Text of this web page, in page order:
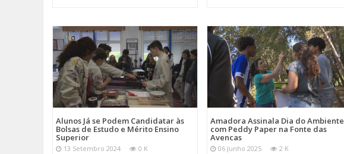
Alunos Já se Podem Candidatar às
Bolsas de Estudo e Mérito Ensino
Superior
13 Setembro 2024 0 K
Amadora Assinala Dia do Ambiente
com Peddy Paper na Fonte das
Avencas
06 Junho 2025 2 K